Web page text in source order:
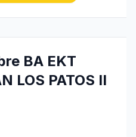
BA EKT
LOS PATOS II